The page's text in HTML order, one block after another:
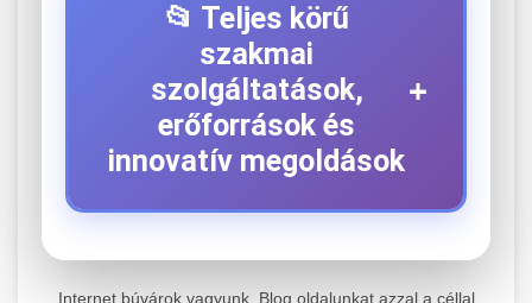
📂 Teljes körű
szakmai
szolgáltatások,
erőforrások és
innovatív megoldások
+
+
Internet búvárok vagyunk. Blog oldalunkat azzal a céllal